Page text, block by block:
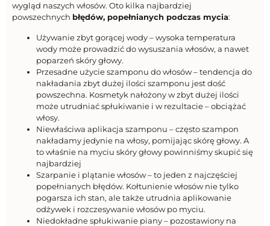
wygląd naszych włosów. Oto kilka najbardziej
powszechnych błędów, popełnianych podczas mycia:
Używanie zbyt gorącej wody – wysoka temperatura
wody może prowadzić do wysuszania włosów, a nawet
poparzeń skóry głowy.
Przesadne użycie szamponu do włosów – tendencja do
nakładania zbyt dużej ilości szamponu jest dość
powszechna. Kosmetyk nałożony w zbyt dużej ilości
może utrudniać spłukiwanie i w rezultacie – obciążać
włosy.
Niewłaściwa aplikacja szamponu – często szampon
nakładamy jedynie na włosy, pomijając skórę głowy. A
to właśnie na myciu skóry głowy powinniśmy skupić się
najbardziej
Szarpanie i plątanie włosów – to jeden z najczęściej
popełnianych błędów. Kołtunienie włosów nie tylko
pogarsza ich stan, ale także utrudnia aplikowanie
odżywek i rozczesywanie włosów po myciu.
Niedokładne spłukiwanie piany – pozostawiony na